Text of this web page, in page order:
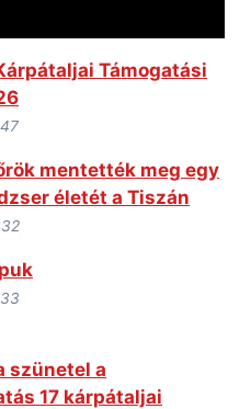
Támogatási
mentették meg egy
életét a Tiszán
szünetel a
17 kárpátaljai